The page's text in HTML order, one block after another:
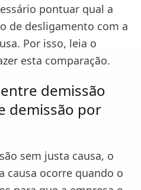
pontuar qual a
de desligamento com a
Por isso, leia o
esta comparação.
demissão
demissão por
sem justa causa, o
causa ocorre quando o